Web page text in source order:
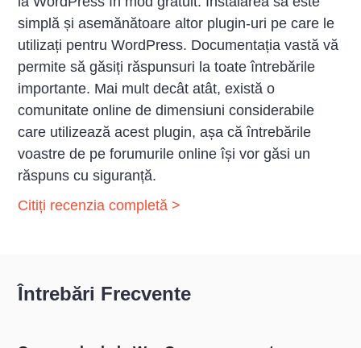
simplă și asemănătoare altor plugin-uri pe care le
utilizați pentru WordPress. Documentația vastă vă
permite să găsiți răspunsuri la toate întrebările
importante. Mai mult decât atât, există o
comunitate online de dimensiuni considerabile
care utilizează acest plugin, așa că întrebările
voastre de pe forumurile online își vor găsi un
răspuns cu siguranță.
Citiți recenzia completă >
Întrebări Frecvente